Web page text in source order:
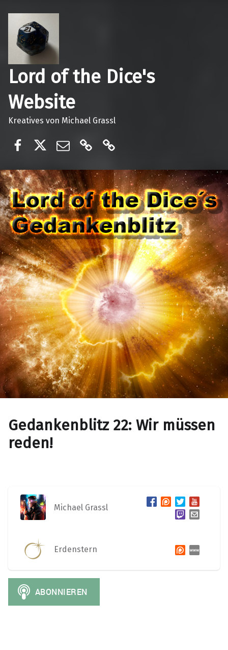
Lord of the Dice's
Website
Kreatives von Michael Grassl
Gedankenblitz 22: Wir müssen
reden!
Michael Grassl
Erdenstern